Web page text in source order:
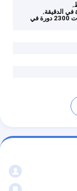
,
,
شاحنة تحميل المتفجرات 2300 دورة في